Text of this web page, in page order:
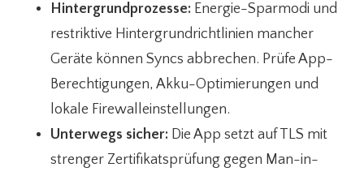
Hintergrundprozesse: Energie-Sparmodi und
restriktive Hintergrundrichtlinien mancher
Geräte können Syncs abbrechen. Prüfe App-
Berechtigungen, Akku-Optimierungen und
lokale Firewalleinstellungen.
Unterwegs sicher: Die App setzt auf TLS mit
strenger Zertifikatsprüfung gegen Man-in-